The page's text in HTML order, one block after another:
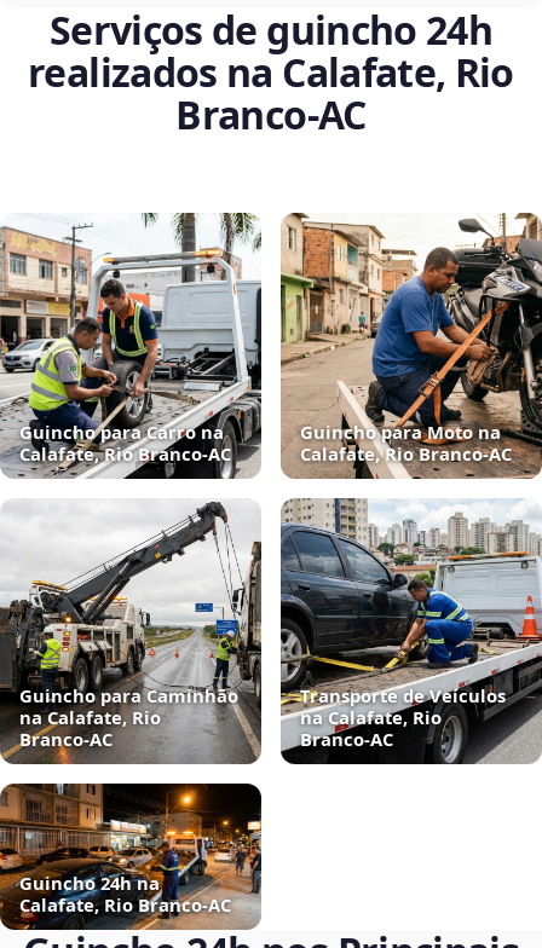
Serviços de guincho 24h
realizados na Calafate, Rio
Branco‑AC
Guincho para Carro na
Calafate, Rio Branco‑AC
Guincho para Moto na
Calafate, Rio Branco‑AC
Guincho para Caminhão
na Calafate, Rio
Branco‑AC
Transporte de Veículos
na Calafate, Rio
Branco‑AC
Guincho 24h na
Calafate, Rio Branco‑AC